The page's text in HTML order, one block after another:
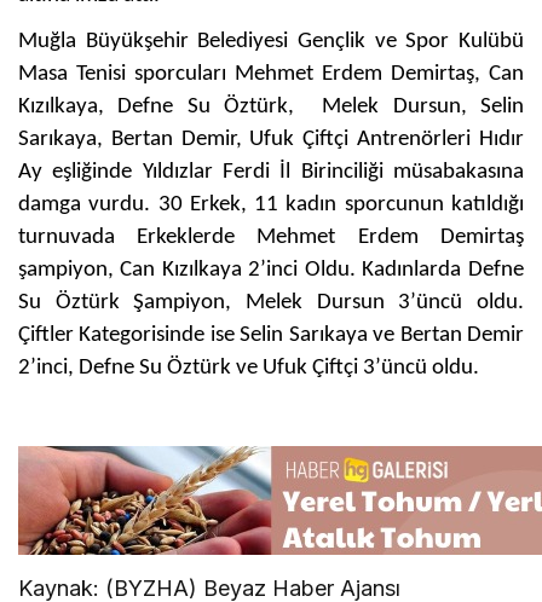
Muğla Büyükşehir Belediyesi Gençlik ve Spor Kulübü
Masa Tenisi sporcuları Mehmet Erdem Demirtaş, Can
Kızılkaya, Defne Su Öztürk, Melek Dursun, Selin
Sarıkaya, Bertan Demir, Ufuk Çiftçi Antrenörleri Hıdır
Ay eşliğinde Yıldızlar Ferdi İl Birinciliği müsabakasına
damga vurdu. 30 Erkek, 11 kadın sporcunun katıldığı
turnuvada Erkeklerde Mehmet Erdem Demirtaş
şampiyon, Can Kızılkaya 2’inci Oldu. Kadınlarda Defne
Su Öztürk Şampiyon, Melek Dursun 3’üncü oldu.
Çiftler Kategorisinde ise Selin Sarıkaya ve Bertan Demir
2’inci, Defne Su Öztürk ve Ufuk Çiftçi 3’üncü oldu.
Kaynak: (BYZHA) Beyaz Haber Ajansı